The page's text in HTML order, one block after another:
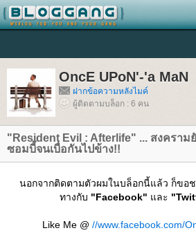
OncE UPoN'-'a MaN
ฝากข้อความหลังไมค์
ผู้ติดตามบล็อก : 6 คน
"Resident Evil : Afterlife" ... สงคราม
ซอมบี้จนเบื่อกันไปข้าง!!
นอกจากติดตามตัวผมในบล็อกนี้แล้ว ก็ขอ
ทางกับ "Facebook" ละ
Like Me @ //www.facebook.com/